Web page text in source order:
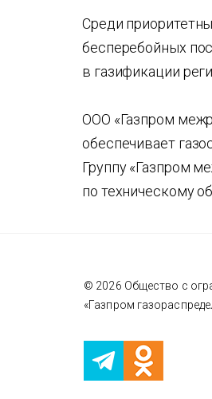
Среди
бесперебойных
в газификации
ООО «Газпром
обеспечивает
Группу «Газпром
по техническому
© 2026 Общество с
«Газпром